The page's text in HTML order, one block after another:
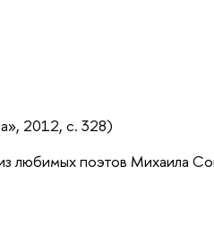
2012, с. 328)
любимых поэтов Михаила